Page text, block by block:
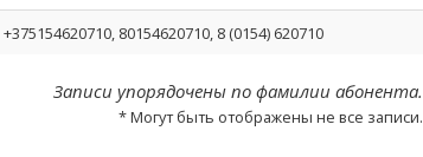
+375154620710 , 80154620710, 8 (0154) 620710
Записи упорядочены по фамилии абонента.
* Могут быть отображены не все записи.